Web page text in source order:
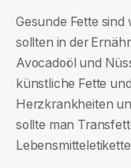
Gesunde Fette sind
sollten in der
Avocadoöl und
künstliche Fette
Herzkrankheiten
sollte man